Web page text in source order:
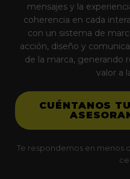
mensajes y la
coherencia en cada
con un sistema de
acción, diseño y
de la marca, generando
valor a
CUÉNTANOS
Te respondemos en menos